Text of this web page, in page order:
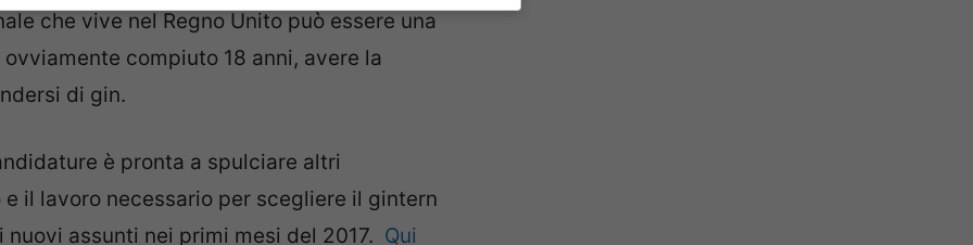
che vive nel Regno Unito può essere una
compiuto 18 anni, avere la
di gin.
è pronta a spulciare altri
e il lavoro necessario per scegliere il gintern
assunti nei primi mesi del 2017. Qui